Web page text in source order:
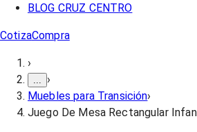
BLOG CRUZ CENTRO
CotizaCompra
›
›
Muebles para Transición›
Juego De Mesa Rectangular